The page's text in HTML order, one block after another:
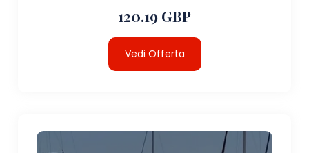
120.19 GBP
Vedi Offerta